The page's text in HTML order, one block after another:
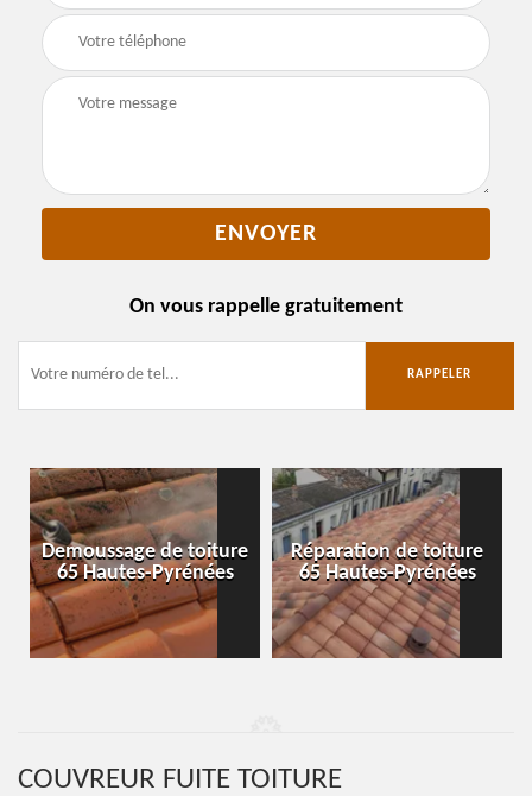
On vous rappelle gratuitement
Demoussage de toiture
65 Hautes-Pyrénées
Réparation de toiture
65 Hautes-Pyrénées
COUVREUR FUITE TOITURE